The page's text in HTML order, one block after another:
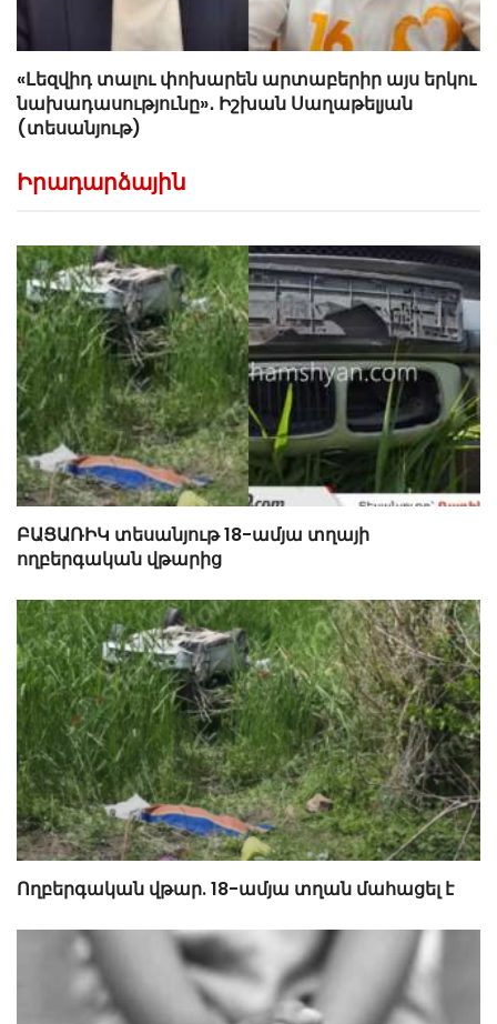
«Լեզվիդ տալու փոխարեն արտաբերիր այս երկու
նախադասությունը»․ Իշխան Սաղաթելյան
(տեսանյութ)
Իրադարձային
ԲԱՑԱՌԻԿ տեսանյութ 18-ամյա տղայի
ողբերգական վթարից
Ողբերգական վթար. 18-ամյա տղան մահացել է